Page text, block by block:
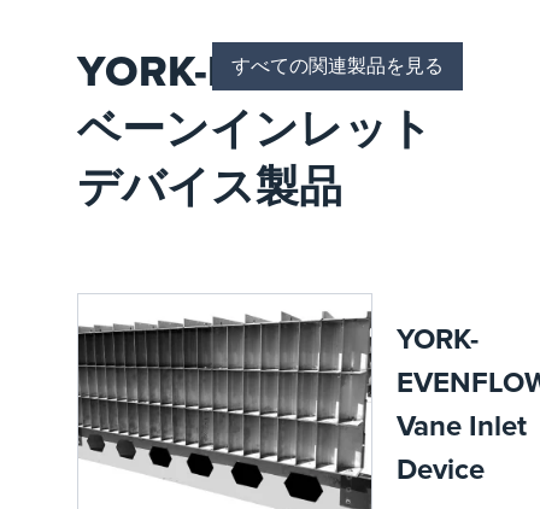
下流の
運用に
おける
効率と
を向上
させま
YORK-EVENFLOW
ベーンインレット
デバイス製品
すべての関連製品を見る
YORK-
Vane Inlet
Device